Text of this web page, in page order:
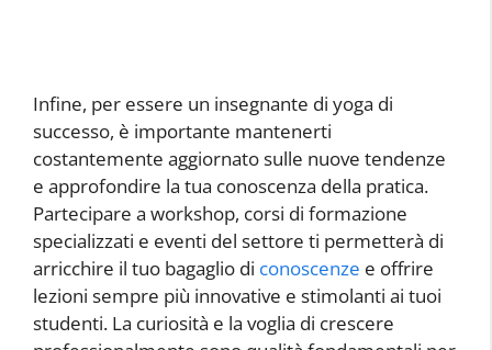
Infine, per essere un insegnante di yoga di
successo, è importante mantenerti
costantemente aggiornato sulle nuove tendenze
e approfondire la tua conoscenza della pratica.
Partecipare a workshop, corsi di formazione
specializzati e eventi del settore ti permetterà di
arricchire il tuo bagaglio di conoscenze e offrire
lezioni sempre più innovative e stimolanti ai tuoi
studenti. La curiosità e la voglia di crescere